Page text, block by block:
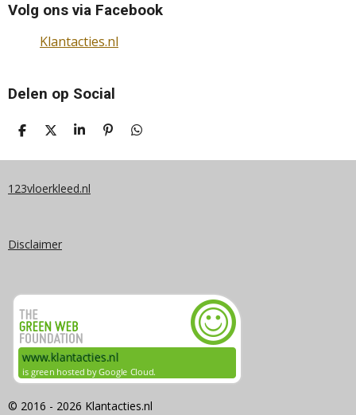
Volg ons via Facebook
Klantacties.nl
Delen op Social
D
L
N
D
E
S
A
E
P
N
D
L
123vloerkleed.nl
Disclaimer
© 2016 - 2026 Klantacties.nl